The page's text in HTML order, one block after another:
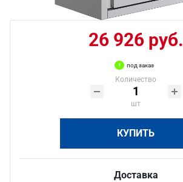
26 926 руб.
под заказ
Количество
шт
КУПИТЬ
Доставка